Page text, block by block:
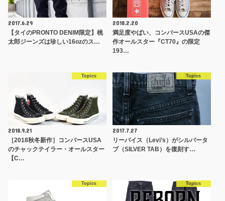
2017.6.29
【タイのPRONTO DENIM限定】桃
太郎ジーンズは珍しい16ozのス…
2018.2.20
満足度やばい、コンバースUSAの傑
作オールスター『CT70』の限定
193…
Topics
2018.9.21
［2018秋冬新作］コンバースUSA
のチャックテイラー・オールスター
【C…
Topics
2017.7.27
リーバイス（Levi’s）がシルバータ
ブ（SILVER TAB）を復刻す…
Topics Topics